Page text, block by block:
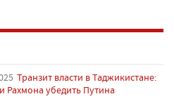
Транзит власти в Таджикистане:
Рахмона убедить Путина